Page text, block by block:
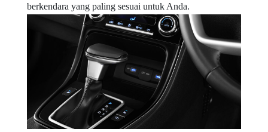
berkendara yang paling sesuai untuk Anda.